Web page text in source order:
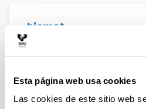
Esta página web usa cookies
Las cookies de este sitio web
biomat
Difusión